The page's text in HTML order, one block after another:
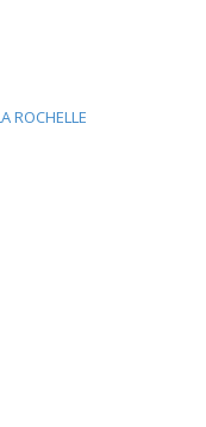
ROCHELLE